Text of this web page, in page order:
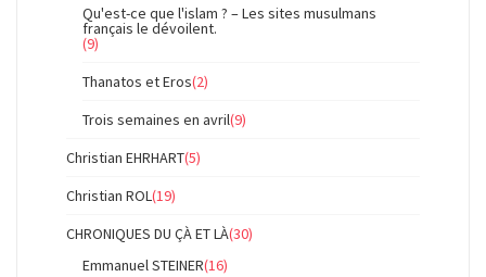
Qu'est-ce que l'islam ? – Les sites musulmans
français le dévoilent.
(9)
Thanatos et Eros(2)
Trois semaines en avril(9)
Christian EHRHART(5)
Christian ROL(19)
CHRONIQUES DU ÇÀ ET LÀ(30)
Emmanuel STEINER(16)